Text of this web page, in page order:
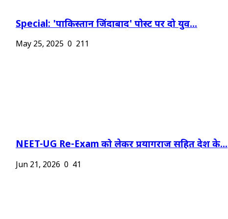
Special: 'पाकिस्तान जिंदाबाद' पोस्ट पर दो युव...
May 25, 2025 0 211
NEET-UG Re-Exam को लेकर प्रयागराज सहित देश के...
Jun 21, 2026 0 41